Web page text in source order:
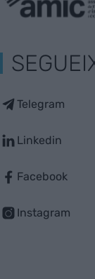
Telegram
Linkedin
Facebook
Instagram